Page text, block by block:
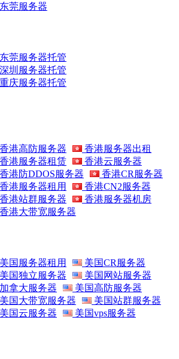
东莞服务器
东莞服务器托管
深圳服务器托管
重庆服务器托管
香港高防服务器
香港服务器出租
香港服务器租赁
香港云服务器
香港防DDOS服务器
香港CR服务器
香港服务器租用
香港CN2服务器
香港站群服务器
香港服务器机房
香港大带宽服务器
美国服务器租用
美国CR服务器
美国独立服务器
美国网站服务器
加拿大服务器
美国高防服务器
美国大带宽服务器
美国站群服务器
美国云服务器
美国vps服务器